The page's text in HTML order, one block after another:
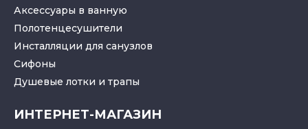
Аксессуары в ванную
Полотенцесушители
Инсталляции для санузлов
Cифоны
Душевые лотки и трапы
ИНТЕРНЕТ-МАГАЗИН